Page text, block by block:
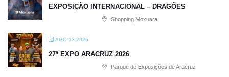
EXPOSIÇÃO INTERNACIONAL – DRAGÕES
Shopping Moxuara
AGO 13 2026
27ª EXPO ARACRUZ 2026
Parque de Exposições de Aracruz